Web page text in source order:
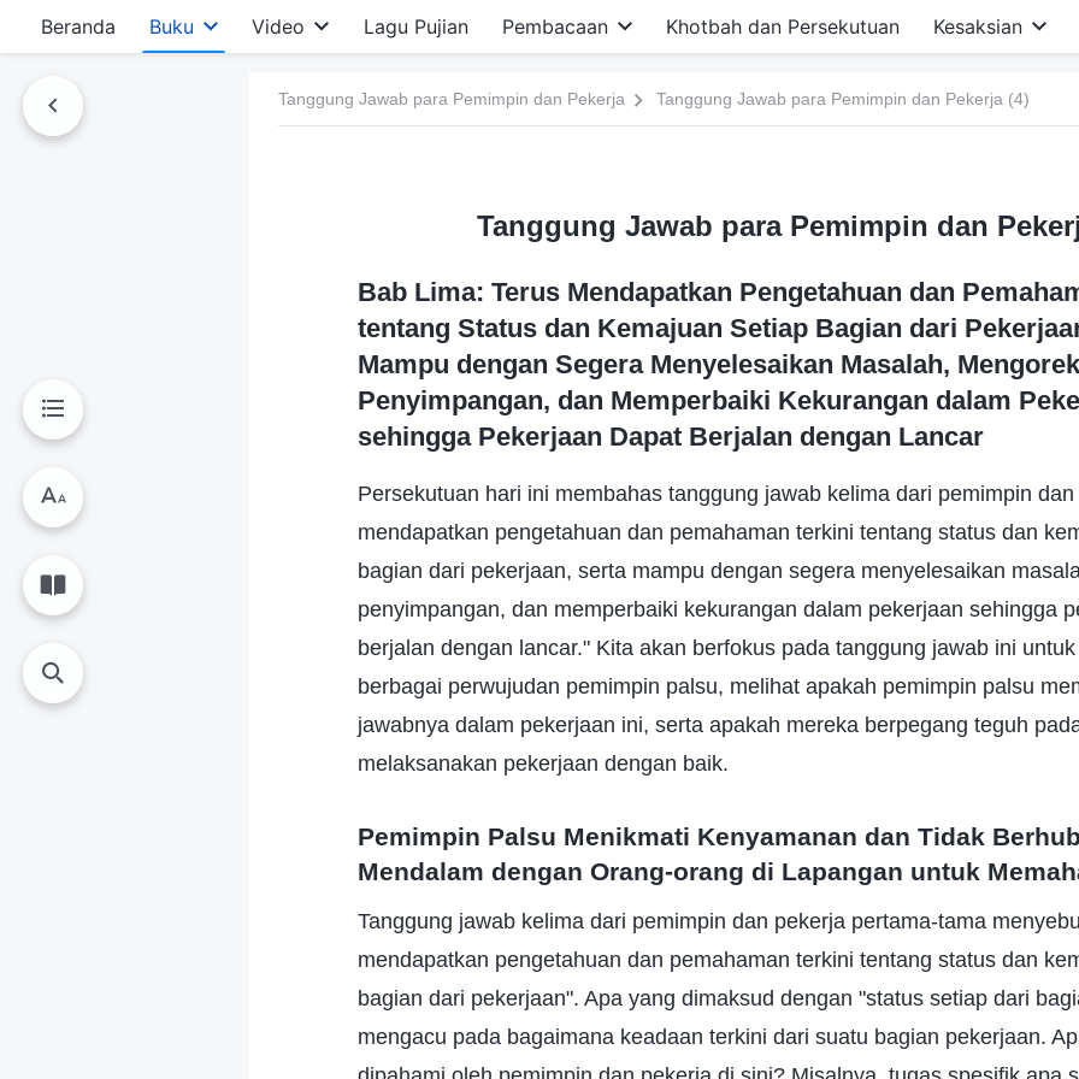
Beranda Buku Video Lagu Pujian Pembacaan Khotbah dan Persekutuan Kesaksian
Tanggung Jawab para Pemimpin dan Pekerja Tanggung Jawab para Pemimpin dan Pekerja (4)
Tanggung Jawab para Pemimpin dan
Bab Lima: Terus Mendapatkan Pengetahuan dan
tentang Status dan Kemajuan Setiap Bagian dari
Mampu dengan Segera Menyelesaikan Masalah,
Penyimpangan, dan Memperbaiki Kekurangan dalam
sehingga Pekerjaan Dapat Berjalan dengan Lancar
Persekutuan hari ini membahas tanggung jawab kelima dari pemimpin
mendapatkan pengetahuan dan pemahaman terkini tentang status dan
bagian dari pekerjaan, serta mampu dengan segera menyelesaikan
penyimpangan, dan memperbaiki kekurangan dalam pekerjaan sehingga
berjalan dengan lancar." Kita akan berfokus pada tanggung jawab ini
berbagai perwujudan pemimpin palsu, melihat apakah pemimpin palsu
jawabnya dalam pekerjaan ini, serta apakah mereka berpegang teguh
melaksanakan pekerjaan dengan baik.
Pemimpin Palsu Menikmati Kenyamanan dan Tidak
Mendalam dengan Orang-orang di Lapangan untuk
Tanggung jawab kelima dari pemimpin dan pekerja pertama-tama
mendapatkan pengetahuan dan pemahaman terkini tentang status dan
bagian dari pekerjaan". Apa yang dimaksud dengan "status setiap dari
mengacu pada bagaimana keadaan terkini dari suatu bagian pekerjaan.